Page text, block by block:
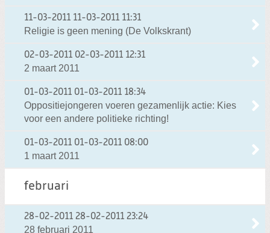
11-03-2011 11-03-2011 11:31
Religie is geen mening (De Volkskrant)
02-03-2011 02-03-2011 12:31
2 maart 2011
01-03-2011 01-03-2011 18:34
Oppositiejongeren voeren gezamenlijk actie: Kies
voor een andere politieke richting!
01-03-2011 01-03-2011 08:00
1 maart 2011
februari
28-02-2011 28-02-2011 23:24
28 februari 2011